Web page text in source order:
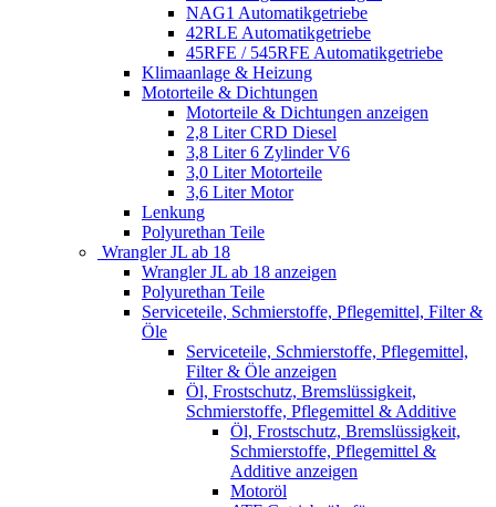
NAG1 Automatikgetriebe
42RLE Automatikgetriebe
45RFE / 545RFE Automatikgetriebe
Klimaanlage & Heizung
Motorteile & Dichtungen
Motorteile & Dichtungen anzeigen
2,8 Liter CRD Diesel
3,8 Liter 6 Zylinder V6
3,0 Liter Motorteile
3,6 Liter Motor
Lenkung
Polyurethan Teile
Wrangler JL ab 18
Wrangler JL ab 18 anzeigen
Polyurethan Teile
Serviceteile, Schmierstoffe, Pflegemittel, Filter &
Öle
Serviceteile, Schmierstoffe, Pflegemittel,
Filter & Öle anzeigen
Öl, Frostschutz, Bremslüssigkeit,
Schmierstoffe, Pflegemittel & Additive
Öl, Frostschutz, Bremslüssigkeit,
Schmierstoffe, Pflegemittel &
Additive anzeigen
Motoröl